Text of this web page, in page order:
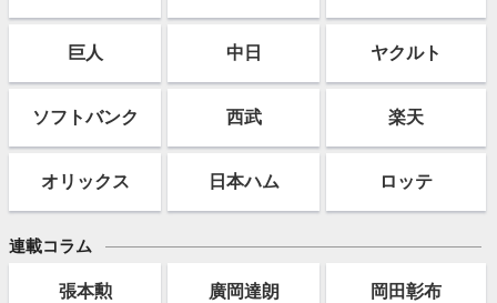
巨人 中日 ヤクルト
ソフトバンク 西武 楽天
オリックス 日本ハム ロッテ
連載コラム
張本勲 廣岡達朗 岡田彰布